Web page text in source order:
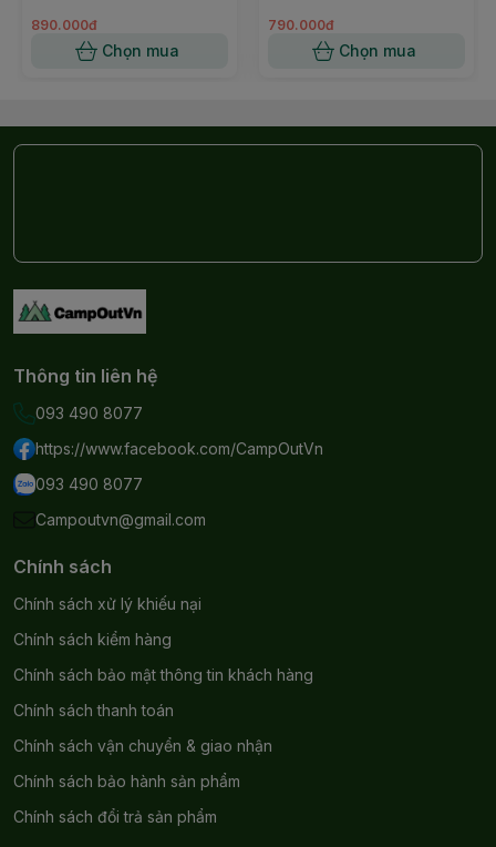
Đen Winterscape
890.000đ
Chọn mua
Hammertone Silver
790.000đ
Chọn mua
Thông tin liên hệ
093 490 8077
https://www.facebook.com/CampOutVn
093 490 8077
Campoutvn@gmail.com
Chính sách
Chính sách xử lý khiếu nại
Chính sách kiểm hàng
Chính sách bảo mật thông tin khách hàng
Chính sách thanh toán
Chính sách vận chuyển & giao nhận
Chính sách bảo hành sản phẩm
Chính sách đổi trả sản phẩm